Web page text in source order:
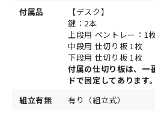
付属品
【デスク】
鍵：2本
上段用 ペントレー：1
中段用 仕切り板 1枚
下段用 仕切り板 1枚
付属の仕切り板は、一
ドで固定してあります。
組立有無
有り（組立式）